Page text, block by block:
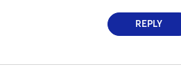
REPLY